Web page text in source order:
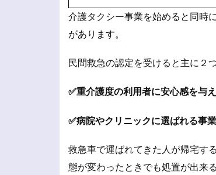
介護タクシー事業を始めると同時
があります。
民間救急の認定を受けると主に２
✅重介護度の利用者に安心感を与
✅病院やクリニックに選ばれる事
救急車で運ばれてきた人が帰宅す
態が変わったときでも処置が出来